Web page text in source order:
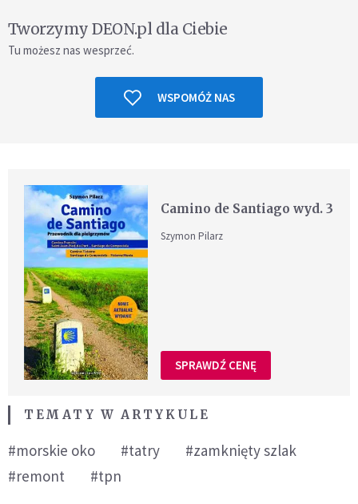
Tworzymy DEON.pl dla Ciebie
Tu możesz nas wesprzeć.
WSPOMÓŻ NAS
Camino de Santiago wyd. 3
Szymon Pilarz
SPRAWDŹ CENĘ
TEMATY W ARTYKULE
#morskie oko #tatry
#zamknięty szlak
#remont
#tpn